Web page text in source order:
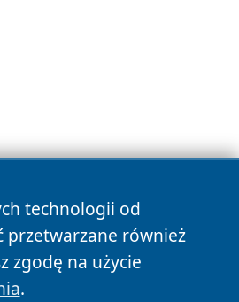
technologii od
przetwarzane również
zgodę na użycie
.